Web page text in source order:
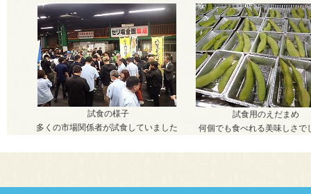
試食の様子
多くの市場関係者が試食していました
試食用のえだまめ
何個でも食べれる美味しさで